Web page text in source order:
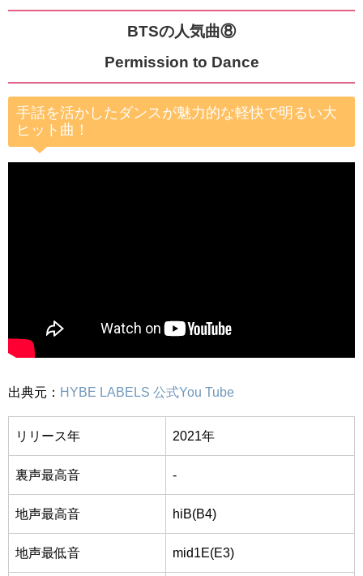
BTSの人気曲⑧
Permission to Dance
手話を活かしたダンスが魅力的な軽快で明るい大
ヒット曲！
出典元： HYBE LABELS 公式You Tube
リリース年 2021年
裏声最高音 -
地声最高音 hiB(B4)
地声最低音 mid1E(E3)